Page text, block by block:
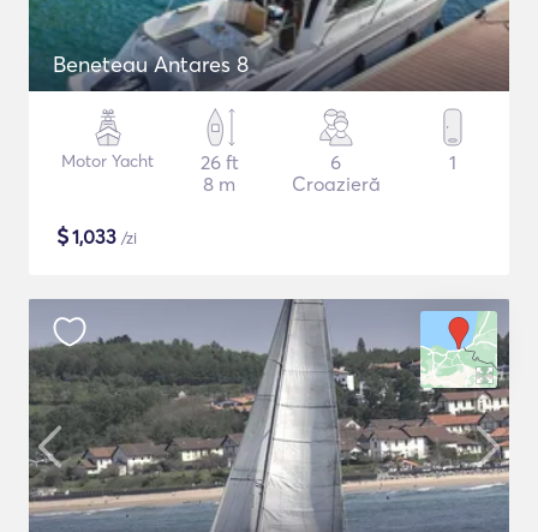
Beneteau Antares 8
Motor Yacht
26 ft
8 m
6
Croazieră
1
$1,033 /zi